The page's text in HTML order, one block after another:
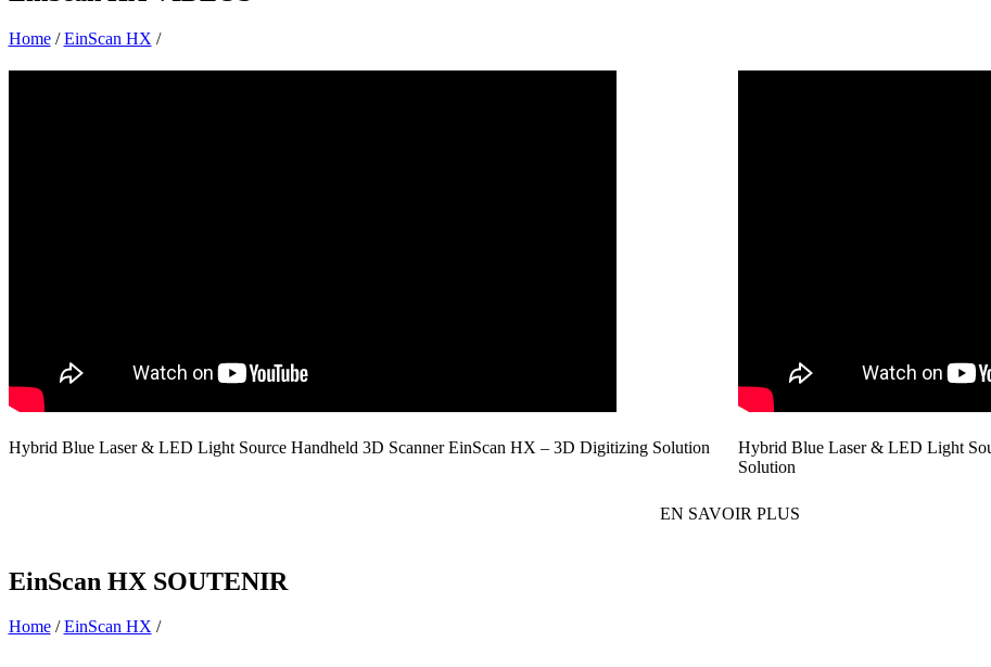
Home/EinScan HX /
Hybrid Blue Laser & LED Light Source Handheld 3D Scanner EinScan HX – 3D Digitizing Solution
Hybrid Blue Laser & LED Light
Solution
EN SAVOIR PLUS
EinScan HX SOUTENIR
Home/EinScan HX/